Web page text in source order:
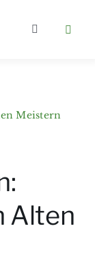
Toggle
Kategorien
Wer
Meistern
Alten